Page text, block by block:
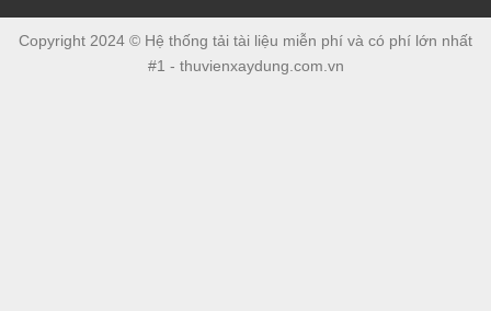
Copyright 2024 © Hệ thống tải tài liệu miễn phí và có phí lớn nhất
#1 - thuvienxaydung.com.vn